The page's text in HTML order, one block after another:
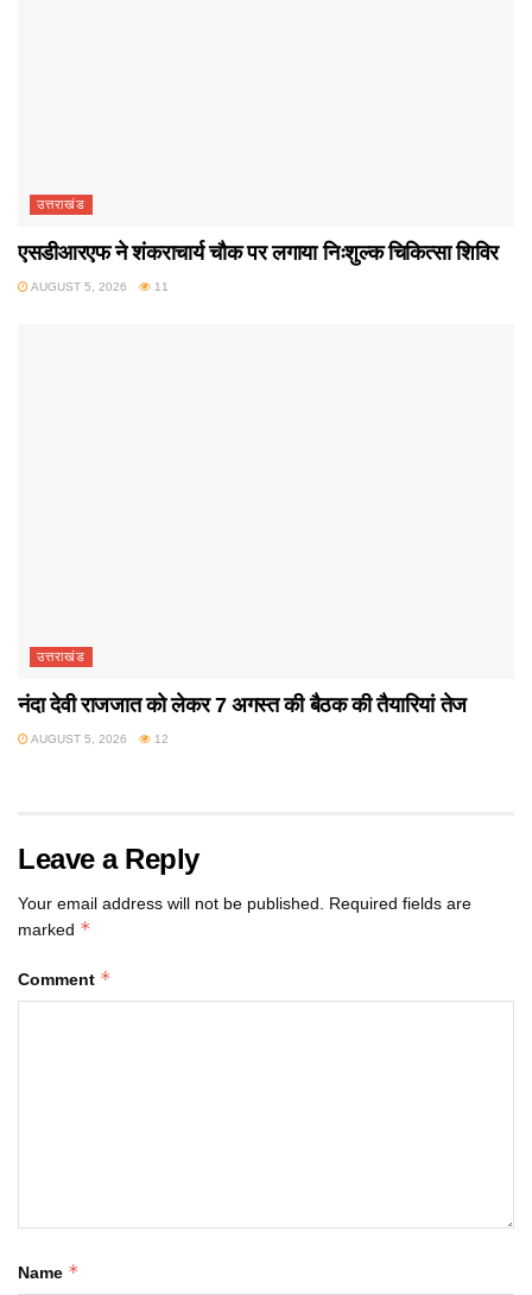
उत्तराखंड
एसडीआरएफ ने शंकराचार्य चौक पर लगाया निःशुल्क चिकित्सा शिविर
AUGUST 5, 2026 11
उत्तराखंड
नंदा देवी राजजात को लेकर 7 अगस्त की बैठक की तैयारियां तेज
AUGUST 5, 2026 12
Leave a Reply
Your email address will not be published. Required fields are
marked *
Comment *
Name *